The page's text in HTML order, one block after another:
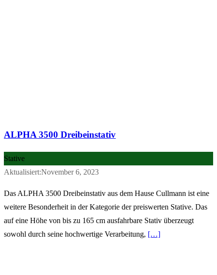
ALPHA 3500 Dreibeinstativ
Stative
Aktualisiert:November 6, 2023
Das ALPHA 3500 Dreibeinstativ aus dem Hause Cullmann ist eine
weitere Besonderheit in der Kategorie der preiswerten Stative. Das
auf eine Höhe von bis zu 165 cm ausfahrbare Stativ überzeugt
sowohl durch seine hochwertige Verarbeitung, […]